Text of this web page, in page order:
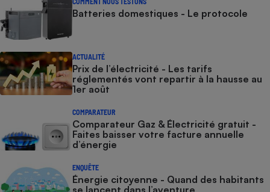
Batteries domestiques - Le protocole
ACTUALITÉ
Prix de l’électricité - Les tarifs
réglementés vont repartir à la hausse au
1er août
COMPARATEUR
Comparateur Gaz & Électricité gratuit -
Faites baisser votre facture annuelle
d’énergie
ENQUÊTE
Énergie citoyenne - Quand des habitants
se lancent dans l’aventure